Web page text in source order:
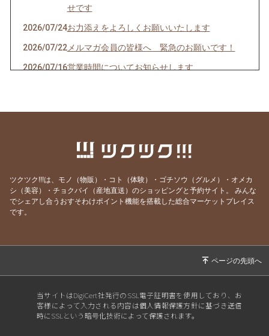
せです
2026/07/24お力添えをよろしくお願いいたします
2026/07/22メルマガ会員の皆様へ 緊急のお願いです！
2026/07/16営業時間についてお知らせします
急なお知らせですみません！
2026/06/19 モモのパスタの試作を作りました
2026/06/09 先週はほとんどランチ営業ができず・・・申し
骨付き肉とクラフトビールの店 神保町イタリ
アンクオーレドーロです
2026/05/01５月生まれの貴方へ
2026/04/28お知らせです
ツクツク!!!は、モノ（物販）・コト（体験）・ゴチソウ（グルメ）・オメカ
シ（美容）・チョクバイ（産地直送）のショッピングと予約サイト。
みんな
でシェアし合うおすそわけポイント機能を搭載した総合マーケットプレイス
です。
当サイトはDigiCert社発行のSSL電子証明書を使用しており、お
客様によって入力される内容は個人情報保護方針に基づき送信
時にSSLという暗号化技術によって保護されます。